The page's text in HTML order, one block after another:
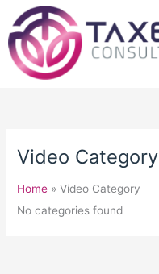
content
Video Category
Home »Video Category
No categories found